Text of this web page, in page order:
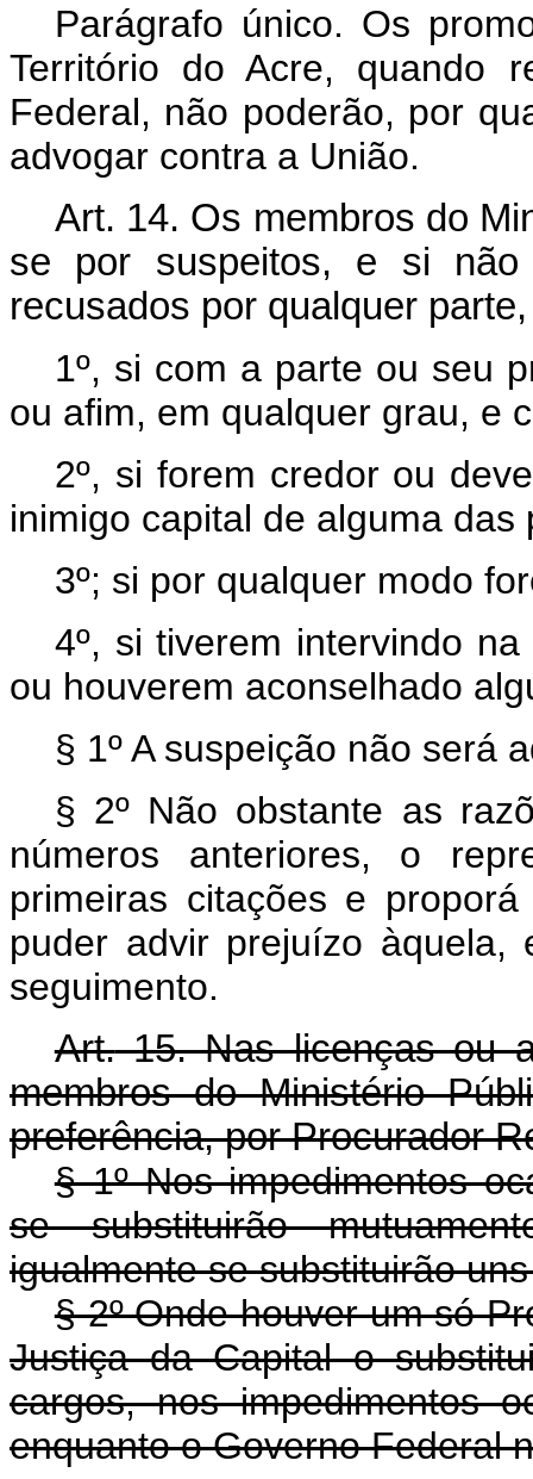
Parágrafo único. Os
Território do Acre, quando
Federal, não poderão, por
advogar contra a União.
Art. 14. Os membros do
se por suspeitos, e si
recusados por qualquer
1º, si com a parte ou seu
ou afim, em qualquer grau, e
2º, si forem credor ou
inimigo capital de alguma das
3º; si por qualquer modo
4º, si tiverem intervindo
ou houverem aconselhado
§ 1º A suspeição não será
§ 2º Não obstante as
números anteriores, o
primeiras citações e
puder advir prejuízo
seguimento.
Art.15. Nas licenças ou
membros do Ministério
preferência, por Procurador
§ 1º Nos impedimentos
se substituirão
igualmente se substituirão
§ 2º Onde houver um só
Justiça da Capital o
cargos, nos impedimentos
enquanto o Governo Federal